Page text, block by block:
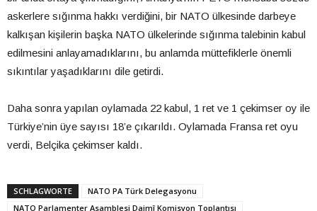
askerlere sığınma hakkı verdiğini, bir NATO ülkesinde darbeye
kalkışan kişilerin başka NATO ülkelerinde sığınma talebinin kabul
edilmesini anlayamadıklarını, bu anlamda müttefiklerle önemli
sıkıntılar yaşadıklarını dile getirdi.
Daha sonra yapılan oylamada 22 kabul, 1 ret ve 1 çekimser oy ile
Türkiye’nin üye sayısı 18’e çıkarıldı. Oylamada Fransa ret oyu
verdi, Belçika çekimser kaldı.
SCHLAGWORTE
NATO PA Türk Delegasyonu
NATO Parlamenter Asamblesi Daimî Komisyon Toplantısı